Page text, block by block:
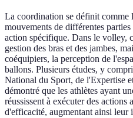
La coordination se définit comme
mouvements de différentes
action spécifique. Dans le volley,
gestion des bras et des jambes,
coéquipiers, la perception de
ballons. Plusieurs études, y
National du Sport, de l'Expertise
démontré que les athlètes ayant
réussissent à exécuter des actions
d'efficacité, augmentant ainsi leur